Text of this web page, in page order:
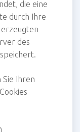
die eine
durch Ihre
des
Sie Ihren